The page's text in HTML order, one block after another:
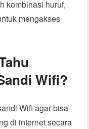
kombinasi huruf,
mengakses
Wifi?
Wifi agar bisa
di internet secara